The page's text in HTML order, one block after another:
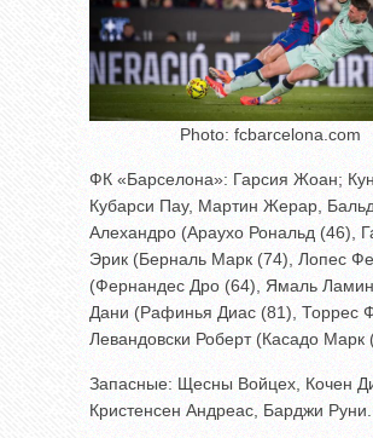
Photo: fcbarcelona.com
ФК «Барселона»: Гарсия Жоан;
Кубарси Пау, Мартин Жерар,
Алехандро (Араухо Рональд (46),
Эрик (Берналь Марк (74), Лопес
(Фернандес Дро (64), Ямаль
Дани (Рафинья Диас (81), Торрес
Левандовски Роберт (Касадо Марк
Запасные: Щесны Войцех, Кочен
Кристенсен Андреас, Барджи Руни.